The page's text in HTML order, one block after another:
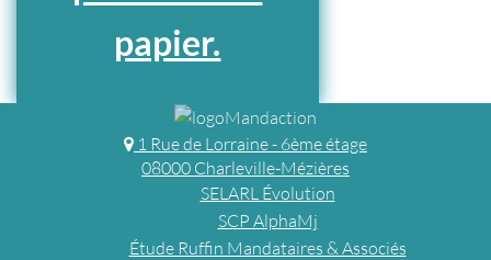
papier.
1 Rue de Lorraine - 6ème étage
08000 Charleville-Mézières
SELARL Évolution
SCP AlphaMj
Étude Ruffin Mandataires & Associés